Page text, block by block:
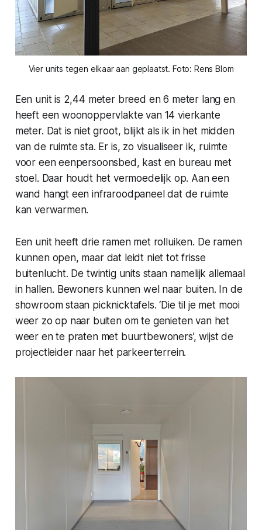
Vier units tegen elkaar aan geplaatst. Foto: Rens Blom
Een unit is 2,44 meter breed en 6 meter lang en
heeft een woonoppervlakte van 14 vierkante
meter. Dat is niet groot, blijkt als ik in het midden
van de ruimte sta. Er is, zo visualiseer ik, ruimte
voor een eenpersoonsbed, kast en bureau met
stoel. Daar houdt het vermoedelijk op. Aan een
wand hangt een infraroodpaneel dat de ruimte
kan verwarmen.
Een unit heeft drie ramen met rolluiken. De ramen
kunnen open, maar dat leidt niet tot frisse
buitenlucht. De twintig units staan namelijk allemaal
in hallen. Bewoners kunnen wel naar buiten. In de
showroom staan picknicktafels. ‘Die til je met mooi
weer zo op naar buiten om te genieten van het
weer en te praten met buurtbewoners’, wijst de
projectleider naar het parkeerterrein.